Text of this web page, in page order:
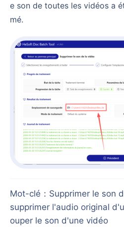
e son de toutes les vidéos a
mé.
Mot-clé ： Supprimer le son
supprimer l'audio original
ouper le son d'une vidéo